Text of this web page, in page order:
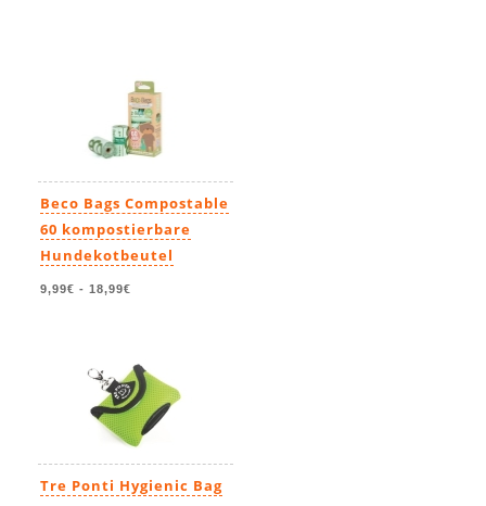
Beco Bags Compostable
60 kompostierbare
Hundekotbeutel
9,99€ - 18,99€
Tre Ponti Hygienic Bag